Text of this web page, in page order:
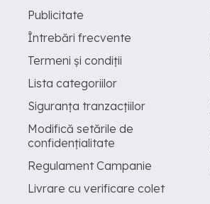
Publicitate
Întrebări frecvente
Termeni și condiții
Lista categoriilor
Siguranța tranzacțiilor
Modifică setările de
confidențialitate
Regulament Campanie
Livrare cu verificare colet